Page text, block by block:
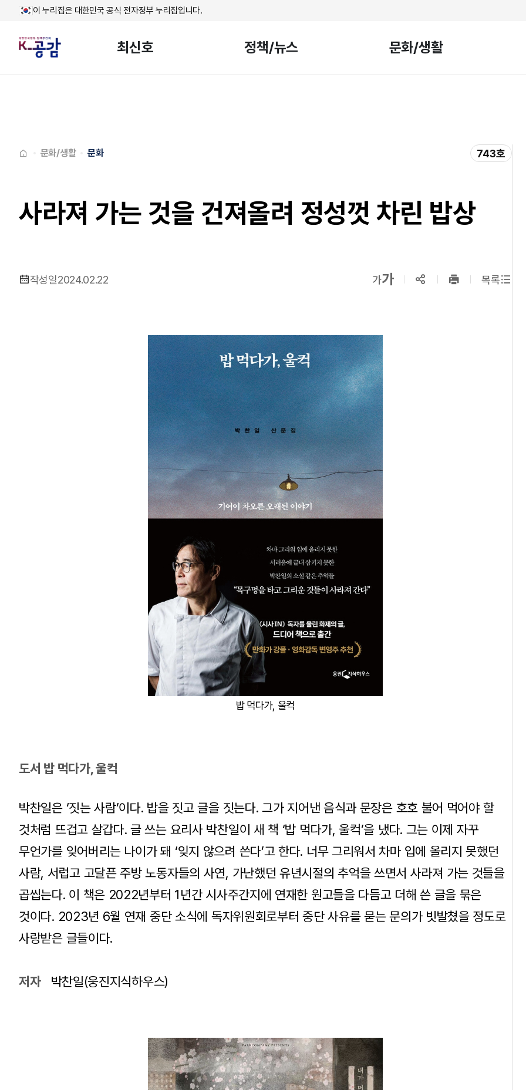
이 누리집은 대한민국 공식 전자정부 누리집입니다.
최신호 정책/뉴스 문화/생활
문화/생활 문화 743호
사라져 가는 것을 건져올려 정성껏 차린 밥상
작성일2024.02.22 가축소보기
가확대보기SNS공유
프린트
목록
밥 먹다가, 울컥
도서 밥 먹다가, 울컥
박찬일은 ‘짓는 사람’이다. 밥을 짓고 글을 짓는다. 그가 지어낸 음식과 문장은 호호 불어 먹어야 할
것처럼 뜨겁고 살갑다. 글 쓰는 요리사 박찬일이 새 책 ‘밥 먹다가, 울컥’을 냈다. 그는 이제 자꾸
무언가를 잊어버리는 나이가 돼 ‘잊지 않으려 쓴다’고 한다. 너무 그리워서 차마 입에 올리지 못했던
사람, 서럽고 고달픈 주방 노동자들의 사연, 가난했던 유년시절의 추억을 쓰면서 사라져 가는 것들을
곱씹는다. 이 책은 2022년부터 1년간 시사주간지에 연재한 원고들을 다듬고 더해 쓴 글을 묶은
것이다. 2023년 6월 연재 중단 소식에 독자위원회로부터 중단 사유를 묻는 문의가 빗발쳤을 정도로
사랑받은 글들이다.
저자박찬일(웅진지식하우스)